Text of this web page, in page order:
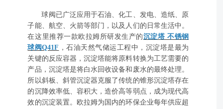
球阀已广泛应用于石油、化工、发电、造纸、原
子能、航空、火箭等部门，以及人们的日常生活中。
在这里推荐一款欧拉姆所研发生产的沉淀塔 不锈钢
球阀Q41F ，石油天然气储运工程中，沉淀塔是最为
关键的反应容器，沉淀塔能将原料转换为工艺需要的
产品，沉淀塔是将白水回收设备和废水的最终处理。
所以斜板、斜管沉淀器克服了传统的锥形沉淀塔存在
的沉降效率低、容积大，造价高等弱点，成为现代高
效的沉淀装置。欧拉姆为国内的环保企业每年供应超